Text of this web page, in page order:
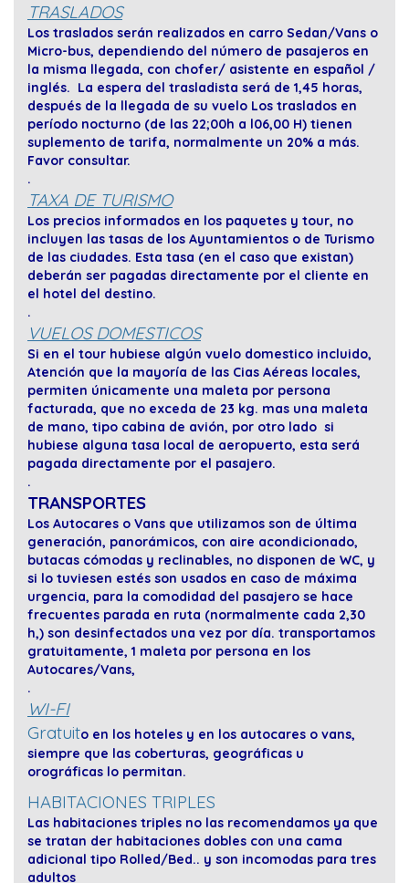
TRASLADOS
Los traslados serán realizados en carro Sedan/Vans o
Micro-bus, dependiendo del número de pasajeros en
la misma llegada, con chofer/ asistente en español /
inglés. La espera del trasladista será de 1,45 horas,
después de la llegada de su vuelo Los traslados en
período nocturno (de las 22;00h a l06,00 H) tienen
suplemento de tarifa, normalmente un 20% a más.
Favor consultar.
.
TAXA DE TURISMO
Los precios informados en los paquetes y tour, no
incluyen las tasas de los Ayuntamientos o de Turismo
de las ciudades. Esta tasa (en el caso que existan)
deberán ser pagadas directamente por el cliente en
el hotel del destino.
.
VUELOS DOMESTICOS
Si en el tour hubiese algún vuelo domestico incluido,
Atención que la mayoría de las Cias Aéreas locales,
permiten únicamente una maleta por persona
facturada, que no exceda de 23 kg. mas una maleta
de mano, tipo cabina de avión, por otro lado si
hubiese alguna tasa local de aeropuerto, esta será
pagada directamente por el pasajero.
.
TRANSPORTES
Los Autocares o Vans que utilizamos son de última
generación, panorámicos, con aire acondicionado,
butacas cómodas y reclinables, no disponen de WC, y
si lo tuviesen estés son usados en caso de máxima
urgencia, para la comodidad del pasajero se hace
frecuentes parada en ruta (normalmente cada 2,30
h,) son desinfectados una vez por día. transportamos
gratuitamente, 1 maleta por persona en los
Autocares/Vans,
.
WI-FI
Gratuito en los hoteles y en los autocares o vans,
siempre que las coberturas, geográficas u
orográficas lo permitan.
HABITACIONES TRIPLES
Las habitaciones triples no las recomendamos ya que
se tratan der habitaciones dobles con una cama
adicional tipo Rolled/Bed.. y son incomodas para tres
adultos